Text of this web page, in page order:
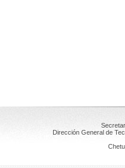
Dirección General de